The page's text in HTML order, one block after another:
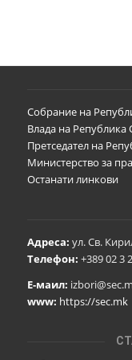
Собрание на
Влада на Република
Претседател на
Министерство за
Останати линкови
Адреса: ул. Св.
Телефон: +389 02 3
Е-маил:
www: https://sec.mk